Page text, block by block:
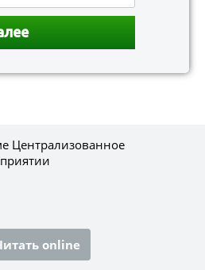
Централизованное
online